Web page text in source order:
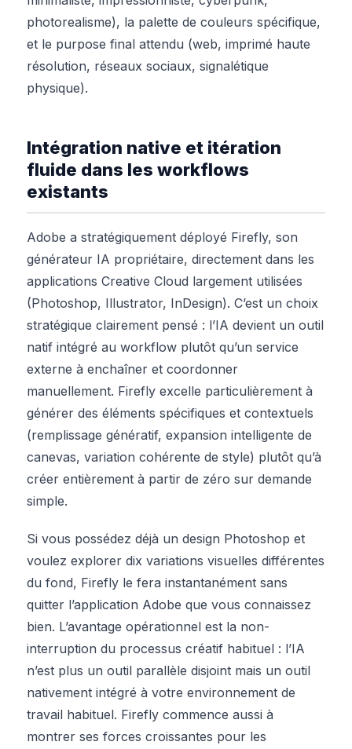
photorealisme), la palette de couleurs spécifique,
et le purpose final attendu (web, imprimé haute
résolution, réseaux sociaux, signalétique
physique).
Intégration native et itération
fluide dans les workflows
existants
Adobe a stratégiquement déployé Firefly, son
générateur IA propriétaire, directement dans les
applications Creative Cloud largement utilisées
(Photoshop, Illustrator, InDesign). C’est un choix
stratégique clairement pensé : l’IA devient un outil
natif intégré au workflow plutôt qu’un service
externe à enchaîner et coordonner
manuellement. Firefly excelle particulièrement à
générer des éléments spécifiques et contextuels
(remplissage génératif, expansion intelligente de
canevas, variation cohérente de style) plutôt qu’à
créer entièrement à partir de zéro sur demande
simple.
Si vous possédez déjà un design Photoshop et
voulez explorer dix variations visuelles différentes
du fond, Firefly le fera instantanément sans
quitter l’application Adobe que vous connaissez
bien. L’avantage opérationnel est la non-
interruption du processus créatif habituel : l’IA
n’est plus un outil parallèle disjoint mais un outil
nativement intégré à votre environnement de
travail habituel. Firefly commence aussi à
montrer ses forces croissantes pour les